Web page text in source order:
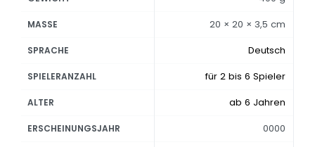
MASSE 20 × 20 × 3,5 cm
SPRACHE Deutsch
SPIELERANZAHL für 2 bis 6 Spieler
ALTER ab 6 Jahren
ERSCHEINUNGSJAHR 0000